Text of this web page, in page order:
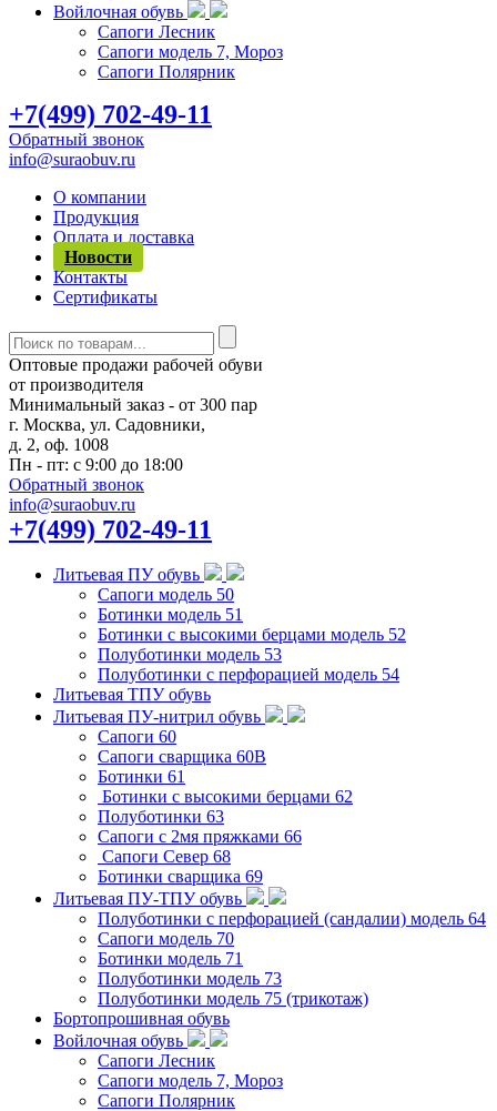
Войлочная обувь
Сапоги Лесник
Сапоги модель 7, Мороз
Сапоги Полярник
+7(499) 702-49-11
Обратный звонок
info@suraobuv.ru
О компании
Продукция
Оплата и доставка
Новости
Контакты
Сертификаты
Оптовые продажи рабочей обуви
от производителя
Минимальный заказ - от 300 пар
г. Москва, ул. Садовники,
д. 2, оф. 1008
Пн - пт: с 9:00 до 18:00
Обратный звонок
info@suraobuv.ru
+7(499) 702-49-11
Литьевая ПУ обувь
Сапоги модель 50
Ботинки модель 51
Ботинки с высокими берцами модель 52
Полуботинки модель 53
Полуботинки с перфорацией модель 54
Литьевая ТПУ обувь
Литьевая ПУ-нитрил обувь
Сапоги 60
Сапоги сварщика 60B
Ботинки 61
Ботинки с высокими берцами 62
Полуботинки 63
Сапоги с 2мя пряжками 66
Сапоги Север 68
Ботинки сварщика 69
Литьевая ПУ-ТПУ обувь
Полуботинки с перфорацией (сандалии) модель 64
Сапоги модель 70
Ботинки модель 71
Полуботинки модель 73
Полуботинки модель 75 (трикотаж)
Бортопрошивная обувь
Войлочная обувь
Сапоги Лесник
Сапоги модель 7, Мороз
Сапоги Полярник